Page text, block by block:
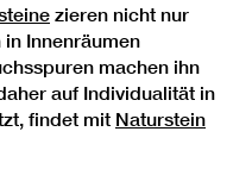
zieren nicht nur
in Innenräumen
machen ihn
auf Individualität in
findet mit Naturstein